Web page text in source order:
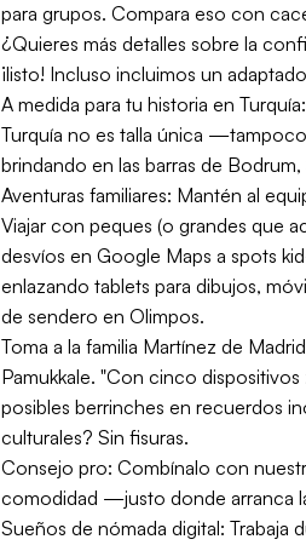
para grupos. Compara eso con
¿Quieres más detalles sobre la
¡listo! Incluso incluimos un
A medida para tu historia en
Turquía no es talla única
brindando en las barras de
Aventuras familiares: Mantén al
Viajar con peques (o grandes que
desvíos en Google Maps a spots
enlazando tablets para dibujos,
de sendero en Olimpos.
Toma a la familia Martínez de
Pamukkale. "Con cinco
posibles berrinches en recuerdos
culturales? Sin fisuras.
Consejo pro: Combínalo con
comodidad —justo donde arranca
Sueños de nómada digital: Trabaja